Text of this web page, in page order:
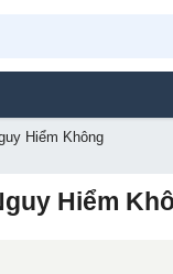
Hiểm Không
Hiểm